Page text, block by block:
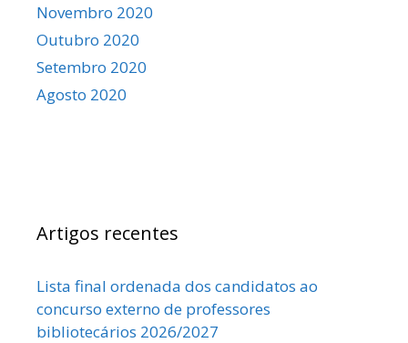
Novembro 2020
Outubro 2020
Setembro 2020
Agosto 2020
Artigos recentes
Lista final ordenada dos candidatos ao
concurso externo de professores
bibliotecários 2026/2027